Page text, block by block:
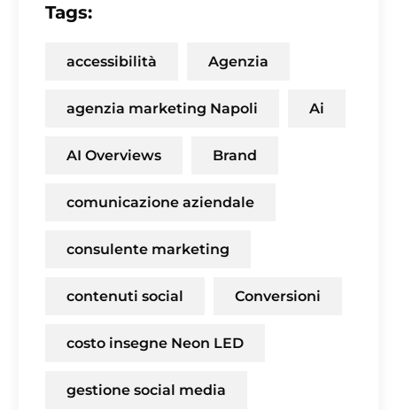
Tags:
accessibilità Agenzia
agenzia marketing Napoli Ai
AI Overviews Brand
comunicazione aziendale
consulente marketing
contenuti social Conversioni
costo insegne Neon LED
gestione social media